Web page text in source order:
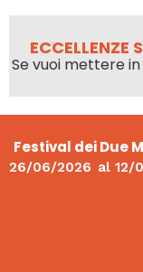
ECCELLENZE
Se vuoi mettere
Festival dei Due
26/06/2026 al 12/